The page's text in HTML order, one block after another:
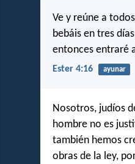
Ve y reúne a
bebáis en tres
entonces entraré
Ester 4:16 ayunar
Nosotros, judíos
hombre no es
también hemos
obras de la ley,